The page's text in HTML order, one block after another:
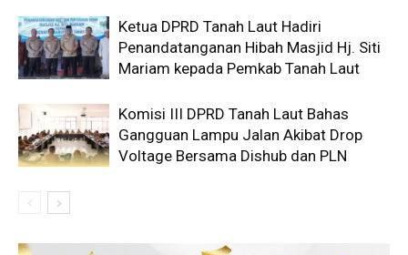
Ketua DPRD Tanah Laut Hadiri
Penandatanganan Hibah Masjid Hj. Siti
Mariam kepada Pemkab Tanah Laut
Komisi III DPRD Tanah Laut Bahas
Gangguan Lampu Jalan Akibat Drop
Voltage Bersama Dishub dan PLN